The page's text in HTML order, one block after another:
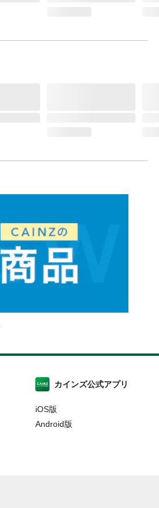
カインズ公式アプリ
iOS版
Android版